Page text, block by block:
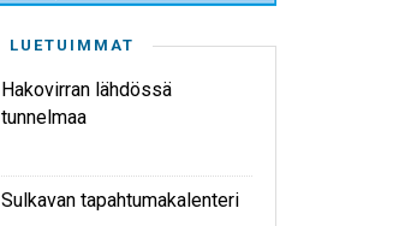
LUETUIMMAT
Hakovirran lähdössä
tunnelmaa
Sulkavan tapahtumakalenteri